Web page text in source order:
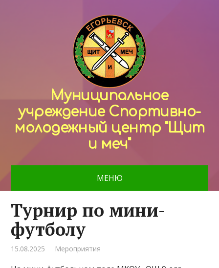
Муниципальное
учреждение Спортивно-
молодежный центр "Щит
и меч"
МЕНЮ
Турнир по мини-
футболу
15.08.2025 Мероприятия